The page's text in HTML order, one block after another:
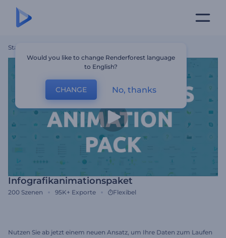
Startseite
Infografikanimationspaket
200 Szenen 95K+ Exporte Flexibel
Nutzen Sie ab jetzt einem neuen Ansatz, um Ihre Daten zum Laufen
Would you like to change Renderforest language
to English?
CHANGE No, thanks